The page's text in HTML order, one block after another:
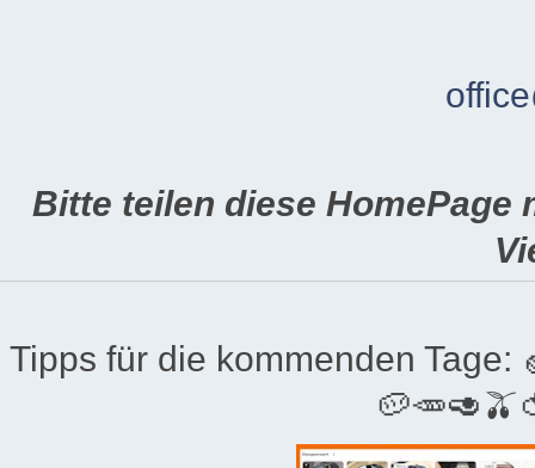
Bitte teilen diese HomePage
Tipps für die kommenden